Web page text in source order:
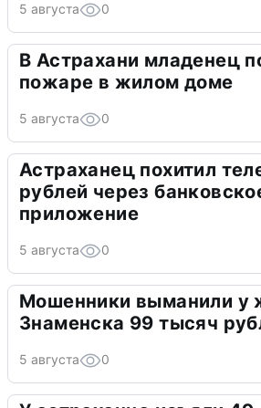
5 августа 0
В Астрахани младенец
пожаре в жилом доме
5 августа 0
Астраханец похитил
рублей через
приложение
5 августа 0
Мошенники выманили у
Знаменска 99 тысяч
5 августа 0